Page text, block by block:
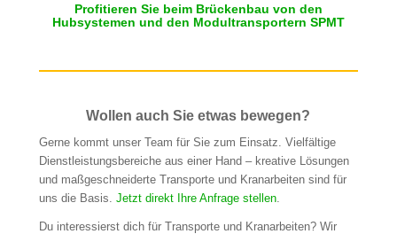
Profitieren Sie beim Brückenbau von den
Hubsystemen und den Modultransportern SPMT
Wollen auch Sie etwas bewegen?
Gerne kommt unser Team für Sie zum Einsatz. Vielfältige
Dienstleistungsbereiche aus einer Hand – kreative Lösungen
und maßgeschneiderte Transporte und Kranarbeiten sind für
uns die Basis. Jetzt direkt Ihre Anfrage stellen.
Du interessierst dich für Transporte und Kranarbeiten? Wir